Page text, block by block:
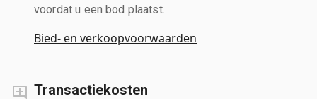
voordat u een bod plaatst.
Bied- en verkoopvoorwaarden
Transactiekosten